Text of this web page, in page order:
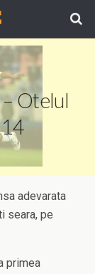
Otelul
adevarata
seara, pe
primea